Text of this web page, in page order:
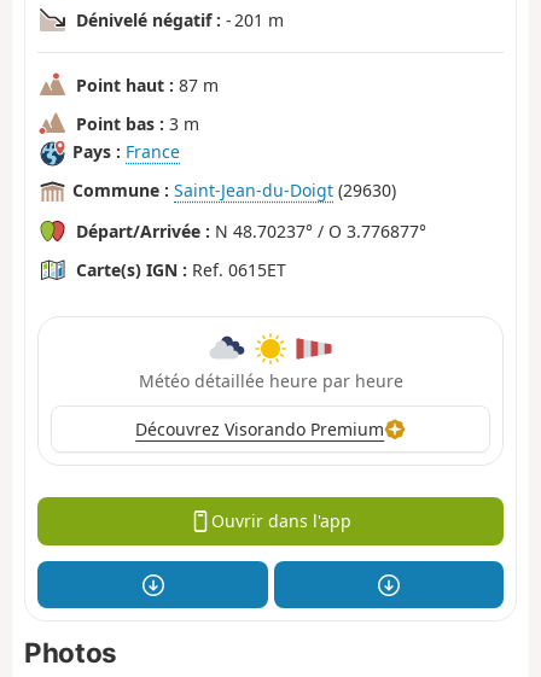
Dénivelé négatif : - 201 m
Point haut : 87 m
Point bas : 3 m
Pays : France
Commune : Saint-Jean-du-Doigt (29630)
Départ/Arrivée : N 48.70237° / O 3.776877°
Carte(s) IGN : Ref. 0615ET
Météo détaillée heure par heure
Découvrez Visorando Premium
Ouvrir dans l'app
Photos